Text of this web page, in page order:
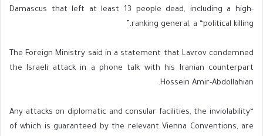
Damascus that left at least 13 people dead, including a high-
ranking general, a “political killing.”
The Foreign Ministry said in a statement that Lavrov condemned
the Israeli attack in a phone talk with his Iranian counterpart
Hossein Amir-Abdollahian.
“Any attacks on diplomatic and consular facilities, the inviolability
of which is guaranteed by the relevant Vienna Conventions, are